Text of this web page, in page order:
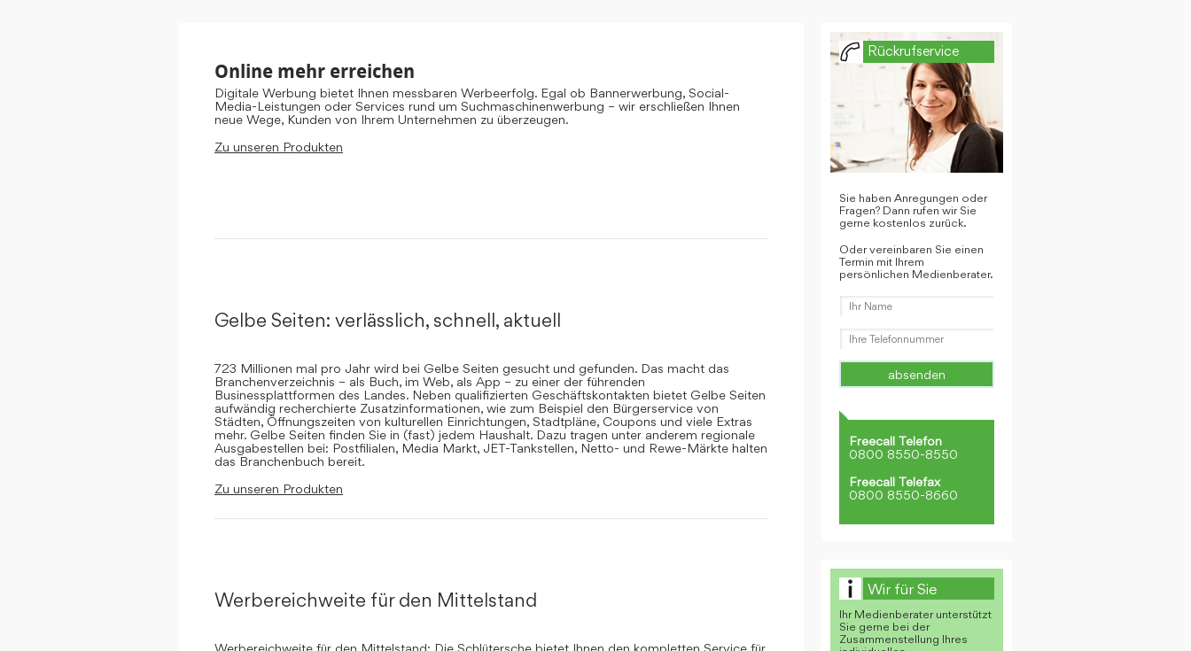
Online mehr erreichen
Digitale Werbung bietet Ihnen messbaren Werbeerfolg. Egal ob Bannerwerbung, Social-
Media-Leistungen oder Services rund um Suchmaschinenwerbung – wir erschließen Ihnen
neue Wege, Kunden von Ihrem Unternehmen zu überzeugen.
Zu unseren Produkten
Gelbe Seiten: verlässlich, schnell, aktuell
723 Millionen mal pro Jahr wird bei Gelbe Seiten gesucht und gefunden. Das macht das
Branchenverzeichnis – als Buch, im Web, als App – zu einer der führenden
Businessplattformen des Landes. Neben qualifizierten Geschäftskontakten bietet Gelbe Seiten
aufwändig recherchierte Zusatzinformationen, wie zum Beispiel den Bürgerservice von
Städten, Öffnungszeiten von kulturellen Einrichtungen, Stadtpläne, Coupons und viele Extras
mehr. Gelbe Seiten finden Sie in (fast) jedem Haushalt. Dazu tragen unter anderem regionale
Ausgabestellen bei: Postfilialen, Media Markt, JET-Tankstellen, Netto- und Rewe-Märkte halten
das Branchenbuch bereit.
Zu unseren Produkten
Werbereichweite für den Mittelstand
Werbereichweite für den Mittelstand: Die Schlütersche bietet Ihnen den kompletten Service für
Rückrufservice
Sie haben Anregungen oder
Fragen? Dann rufen wir Sie
gerne kostenlos zurück.
Oder vereinbaren Sie einen
Termin mit Ihrem
persönlichen Medienberater.
Freecall Telefon
0800 8550-8550
Freecall Telefax
0800 8550-8660
Wir für Sie
Ihr Medienberater unterstützt
Sie gerne bei der
Zusammenstellung Ihres